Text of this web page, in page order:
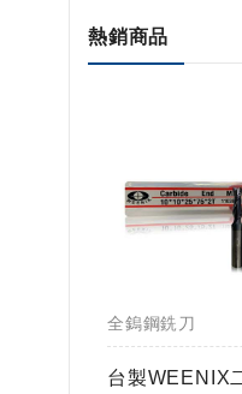
熱銷商品
全鎢鋼銑刀
台製WEENIX